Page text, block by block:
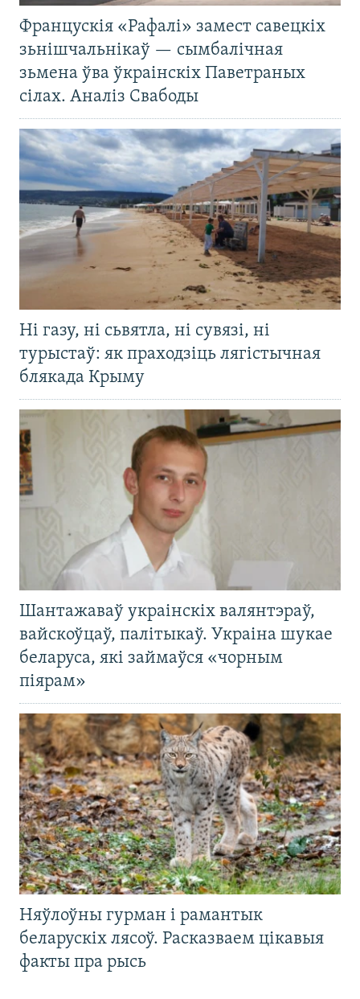
Францускія «Рафалі» замест савецкіх
зьнішчальнікаў — сымбалічная
зьмена ўва ўкраінскіх Паветраных
сілах. Аналіз Свабоды
Ні газу, ні сьвятла, ні сувязі, ні
турыстаў: як праходзіць лягістычная
блякада Крыму
Шантажаваў украінскіх валянтэраў,
вайскоўцаў, палітыкаў. Украіна шукае
беларуса, які займаўся «чорным
піярам»
Няўлоўны гурман і рамантык
беларускіх лясоў. Расказваем цікавыя
факты пра рысь